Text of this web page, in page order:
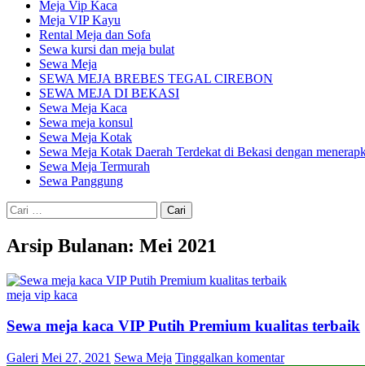
Meja Vip Kaca
Meja VIP Kayu
Rental Meja dan Sofa
Sewa kursi dan meja bulat
Sewa Meja
SEWA MEJA BREBES TEGAL CIREBON
SEWA MEJA DI BEKASI
Sewa Meja Kaca
Sewa meja konsul
Sewa Meja Kotak
Sewa Meja Kotak Daerah Terdekat di Bekasi dengan
Sewa Meja Termurah
Sewa Panggung
Cari
untuk:
Arsip Bulanan: Mei 2021
meja vip kaca
Sewa meja kaca VIP Putih Premium kualitas terbaik
Galeri Mei 27, 2021 Sewa Meja Tinggalkan komentar